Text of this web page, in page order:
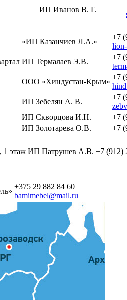
ИП Иванов В. Г.
«ИП Казанчиев Л.А.»
+7
ИП Термалаев Э.В.
+7
ООО «Хиндустан-Крым»
+7
ИП Зебелян А. В.
+7
ИП Скворцова И.Н.
+7
ИП Золотарева О.В.
+7
1 этаж ИП Патрушев А.В. +7 (912)
+375 29 882 84 60
bamimebel@mail.ru